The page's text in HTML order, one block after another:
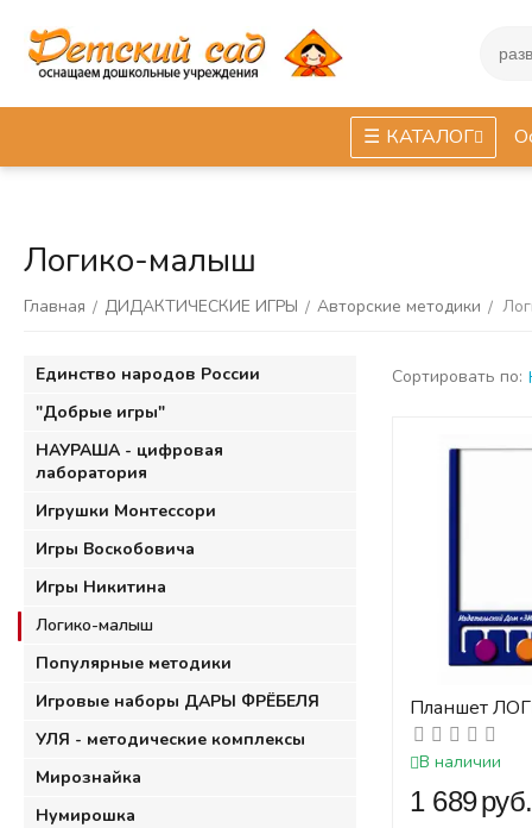
КАТАЛОГ
Логико-малыш
Главная / ДИДАКТИЧЕСКИЕ ИГРЫ / Авторские методики /
Сортировать по:
Планшет
(Планшет с
цветными
выполнения
В наличии
‍1 689‍руб.
Единство народов России
"Добрые игры"
НАУРАША - цифровая
лаборатория
Игрушки Монтессори
Игры Воскобовича
Игры Никитина
Логико-малыш
Популярные методики
Игровые наборы ДАРЫ ФРЁБЕЛЯ
УЛЯ - методические комплексы
Мирознайка
Нумирошка